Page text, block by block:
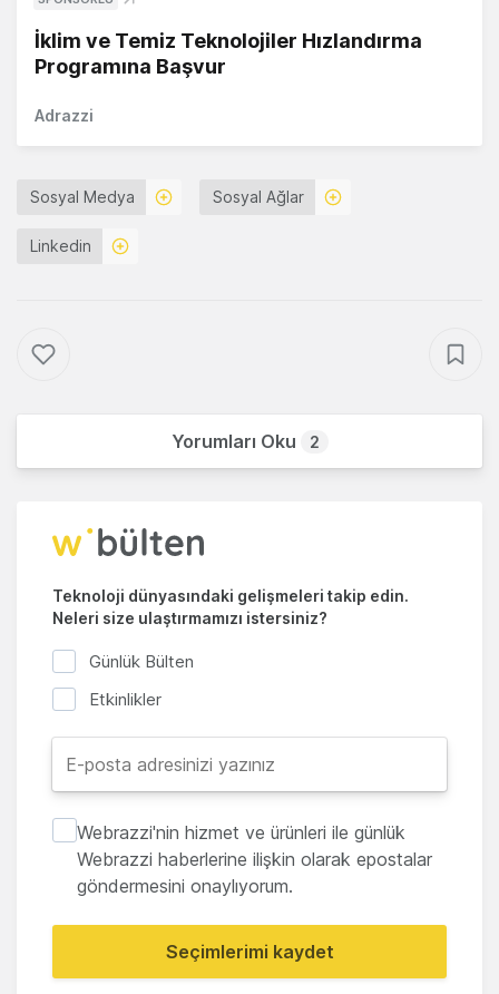
İklim ve Temiz Teknolojiler Hızlandırma
Programına Başvur
Adrazzi
Sosyal Medya Sosyal Ağlar
Linkedin
Yorumları Oku 2
Teknoloji dünyasındaki gelişmeleri takip edin.
Neleri size ulaştırmamızı istersiniz?
Günlük Bülten
Etkinlikler
Webrazzi'nin hizmet ve ürünleri ile günlük
Webrazzi haberlerine ilişkin olarak epostalar
göndermesini onaylıyorum.
Seçimlerimi kaydet